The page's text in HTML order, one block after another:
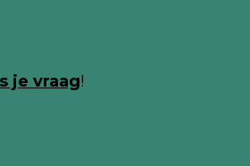
je vraag!